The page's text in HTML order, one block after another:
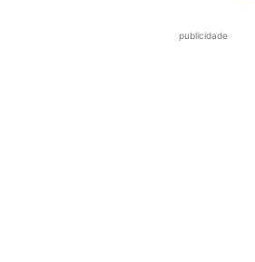
publicidade